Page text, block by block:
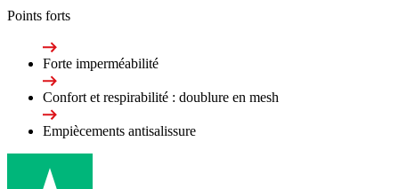
Points forts
Forte imperméabilité
Confort et respirabilité : doublure en mesh
Empiècements antisalissure